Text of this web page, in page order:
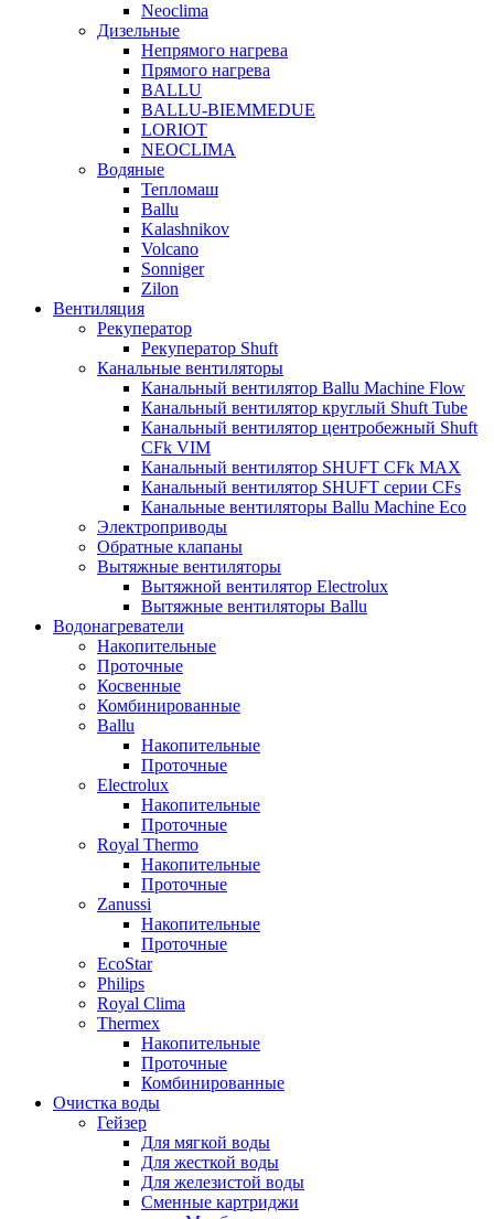
Neoclima
Дизельные
Непрямого нагрева
Прямого нагрева
BALLU
BALLU-BIEMMEDUE
LORIOT
NEOCLIMA
Водяные
Тепломаш
Ballu
Kalashnikov
Volcano
Sonniger
Zilon
Вентиляция
Рекуператор
Рекуператор Shuft
Канальные вентиляторы
Канальный вентилятор Ballu Machine Flow
Канальный вентилятор круглый Shuft Tube
Канальный вентилятор центробежный Shuft
CFk VIM
Канальный вентилятор SHUFT CFk MAX
Канальный вентилятор SHUFT серии CFs
Канальные вентиляторы Ballu Machine Eco
Электроприводы
Обратные клапаны
Вытяжные вентиляторы
Вытяжной вентилятор Electrolux
Вытяжные вентиляторы Ballu
Водонагреватели
Накопительные
Проточные
Косвенные
Комбинированные
Ballu
Накопительные
Проточные
Electrolux
Накопительные
Проточные
Royal Thermo
Накопительные
Проточные
Zanussi
Накопительные
Проточные
EcoStar
Philips
Royal Clima
Thermex
Накопительные
Проточные
Комбинированные
Очистка воды
Гейзер
Для мягкой воды
Для жесткой воды
Для железистой воды
Сменные картриджи